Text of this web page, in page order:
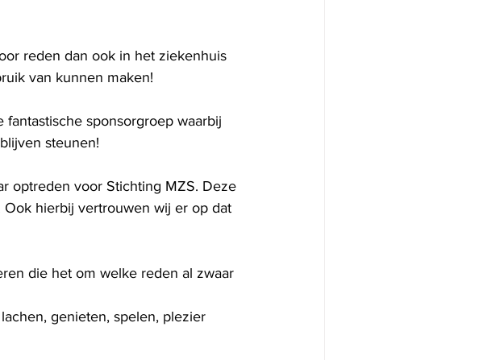
reden dan ook in het ziekenhuis
van kunnen maken!
sponsorgroep waarbij
steunen!
optreden voor Stichting MZS. Deze
hierbij vertrouwen wij er op dat
die het om welke reden al zwaar
genieten, spelen, plezier